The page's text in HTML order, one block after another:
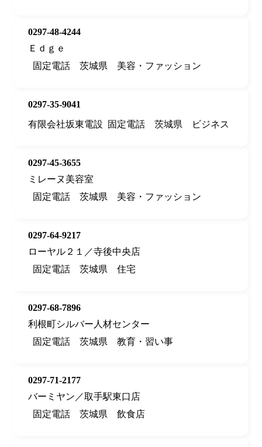
0297-48-4244
Ｅｄｇｅ
固定電話
茨城県 美容・ファッション
0297-35-9041
有限会社坂東電設
固定電話 茨城県 ビジネス
0297-45-3655
ミレーヌ美容室
固定電話
茨城県 美容・ファッション
0297-64-9217
ローヤル２１／寺後中央店
固定電話
茨城県 住宅
0297-68-7896
利根町シルバー人材センター
固定電話
茨城県 教育・習い事
0297-71-2177
バーミヤン／取手駅東口店
固定電話
茨城県 飲食店